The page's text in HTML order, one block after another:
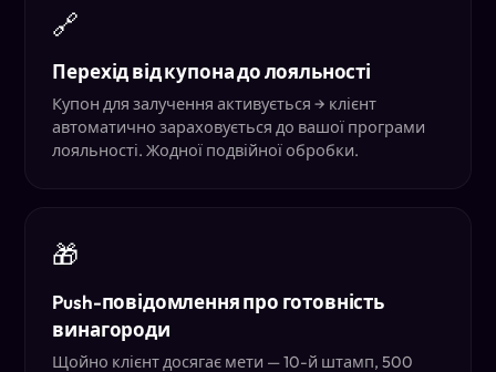
🔗
Перехід від купона до лояльності
Купон для залучення активується → клієнт
автоматично зараховується до вашої програми
лояльності. Жодної подвійної обробки.
🎁
Push-повідомлення про готовність
винагороди
Щойно клієнт досягає мети — 10-й штамп, 500